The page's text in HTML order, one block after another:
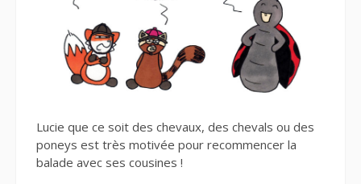
Lucie que ce soit des chevaux, des chevals ou des
poneys est très motivée pour recommencer la
balade avec ses cousines !